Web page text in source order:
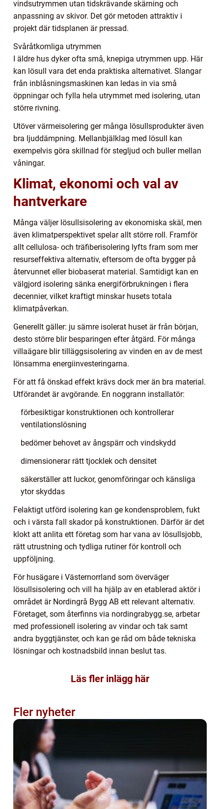
vindsutrymmen utan tidskrävande skärning och
anpassning av skivor. Det gör metoden attraktiv i
projekt där tidsplanen är pressad.
Svåråtkomliga utrymmen
I äldre hus dyker ofta små, knepiga utrymmen upp. Här
kan lösull vara det enda praktiska alternativet. Slangar
från inblåsningsmaskinen kan ledas in via små
öppningar och fylla hela utrymmet med isolering, utan
större rivning.
Utöver värmeisolering ger många lösullsprodukter även
bra ljuddämpning. Mellanbjälklag med lösull kan
exempelvis göra skillnad för stegljud och buller mellan
våningar.
Klimat, ekonomi och val av
hantverkare
Många väljer lösullsisolering av ekonomiska skäl, men
även klimatperspektivet spelar allt större roll. Framför
allt cellulosa- och träfiberisolering lyfts fram som mer
resurseffektiva alternativ, eftersom de ofta bygger på
återvunnet eller biobaserat material. Samtidigt kan en
välgjord isolering sänka energiförbrukningen i flera
decennier, vilket kraftigt minskar husets totala
klimatpåverkan.
Generellt gäller: ju sämre isolerat huset är från början,
desto större blir besparingen efter åtgärd. För många
villaägare blir tilläggsisolering av vinden en av de mest
lönsamma energiinvesteringarna.
För att få önskad effekt krävs dock mer än bra material.
Utförandet är avgörande. En noggrann installatör:
förbesiktigar konstruktionen och kontrollerar
ventilationslösning
bedömer behovet av ångspärr och vindskydd
dimensionerar rätt tjocklek och densitet
säkerställer att luckor, genomföringar och känsliga
ytor skyddas
Felaktigt utförd isolering kan ge kondensproblem, fukt
och i värsta fall skador på konstruktionen. Därför är det
klokt att anlita ett företag som har vana av lösullsjobb,
rätt utrustning och tydliga rutiner för kontroll och
uppföljning.
För husägare i Västernorrland som överväger
lösullsisolering och vill ha hjälp av en etablerad aktör i
området är Nordingrå Bygg AB ett relevant alternativ.
Företaget, som återfinns via nordingrabygg.se, arbetar
med professionell isolering av vindar och tak samt
andra byggtjänster, och kan ge råd om både tekniska
lösningar och kostnadsbild innan beslut tas.
Läs fler inlägg här
Fler nyheter